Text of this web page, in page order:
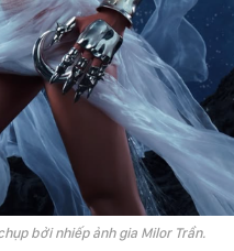
bởi nhiếp ảnh gia Milor Trần.